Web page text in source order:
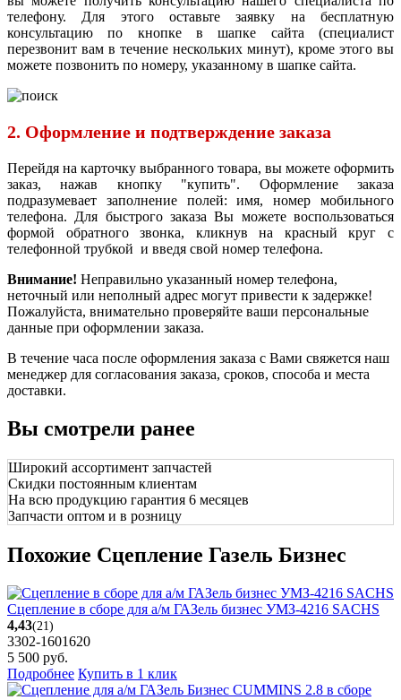
телефону. Для этого оставьте заявку на бесплатную
консультацию по кнопке в шапке сайта (специалист
перезвонит вам в течение нескольких минут), кроме этого вы
можете позвонить по номеру, указанному в шапке сайта.
2. Оформление и подтверждение заказа
Перейдя на карточку выбранного товара, вы можете оформить
заказ, нажав кнопку "купить". Оформление заказа
подразумевает заполнение полей: имя, номер мобильного
телефона. Для быстрого заказа Вы можете воспользоваться
формой обратного звонка, кликнув на красный круг с
телефонной трубкой и введя свой номер телефона.
Внимание! Неправильно указанный номер телефона,
неточный или неполный адрес могут привести к задержке!
Пожалуйста, внимательно проверяйте ваши персональные
данные при оформлении заказа.
В течение часа после оформления заказа с Вами свяжется наш
менеджер для согласования заказа, сроков, способа и места
доставки.
Вы смотрели ранее
Широкий ассортимент запчастей
Скидки постоянным клиентам
На всю продукцию гарантия 6 месяцев
Запчасти оптом и в розницу
Похожие Сцепление Газель Бизнес
Сцепление в сборе для а/м ГАЗель бизнес УМЗ-4216 SACHS
4,43(21)
3302-1601620
5 500 руб.
Подробнее Купить в 1 клик